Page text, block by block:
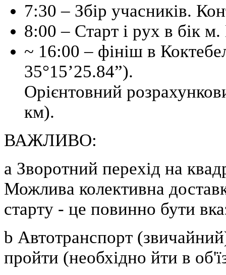
7:30 – Збір учасників.
8:00 – Старт і рух в бік м.
~ 16:00 – фініш в
35°15’25.84”).
Орієнтовний
км).
ВАЖЛИВО:
a Зворотний перехід на
Можлива колективна
старту - це повинно бути
b Автотранспорт
пройти (необхідно йти в